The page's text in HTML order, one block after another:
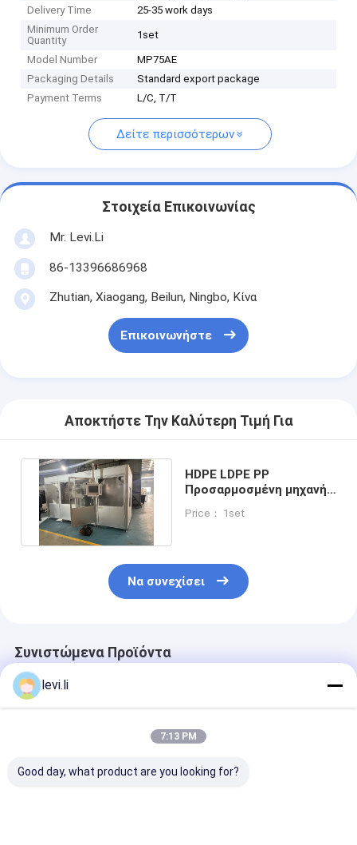
Delivery Time
25-35 work days
Minimum Order
Quantity
1set
Model Number
MP75AE
Packaging Details
Standard export package
Payment Terms
L/C, T/T
Δείτε περισσότερων
Στοιχεία Επικοινωνίας
Mr. Levi.Li
86-13396686968
Zhutian, Xiaogang, Beilun, Ningbo, Κίνα
Επικοινωνήστε
Αποκτήστε Την Καλύτερη Τιμή Για
HDPE LDPE PP
Προσαρμοσμένη μηχανή
μπουκαλιών PET
Price： 1set
Να συνεχίσει
Συνιστώμενα Προϊόντα
levi.li
7:13 PM
Good day, what product are you looking for?